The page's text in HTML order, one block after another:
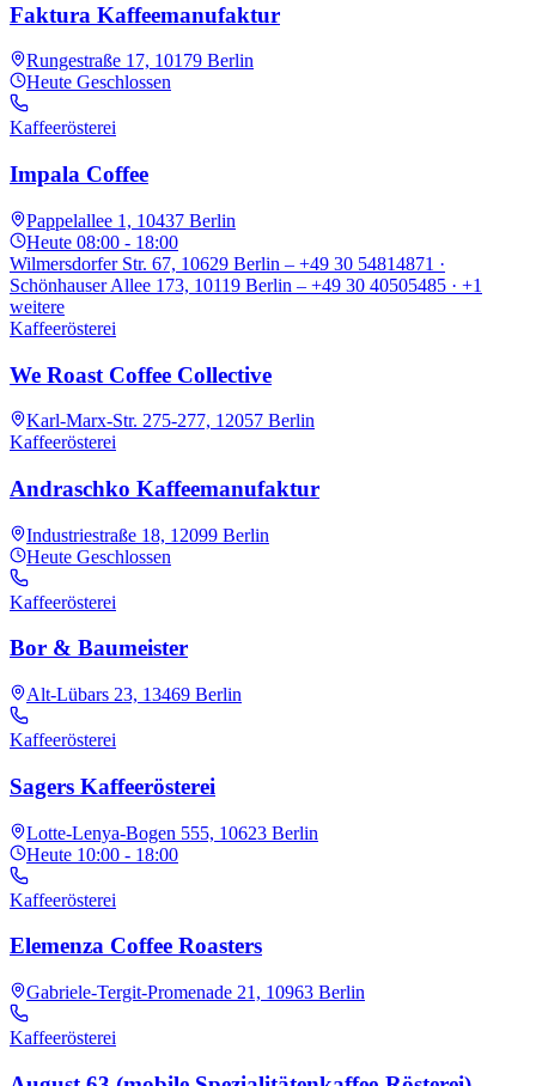
Faktura Kaffeemanufaktur
Rungestraße 17, 10179 Berlin
Heute Geschlossen
Kaffeerösterei
Impala Coffee
Pappelallee 1, 10437 Berlin
Heute 08:00 - 18:00
Wilmersdorfer Str. 67, 10629 Berlin – +49 30 54814871 ·
Schönhauser Allee 173, 10119 Berlin – +49 30 40505485 · +1
weitere
Kaffeerösterei
We Roast Coffee Collective
Karl-Marx-Str. 275-277, 12057 Berlin
Kaffeerösterei
Andraschko Kaffeemanufaktur
Industriestraße 18, 12099 Berlin
Heute Geschlossen
Kaffeerösterei
Bor & Baumeister
Alt-Lübars 23, 13469 Berlin
Kaffeerösterei
Sagers Kaffeerösterei
Lotte-Lenya-Bogen 555, 10623 Berlin
Heute 10:00 - 18:00
Kaffeerösterei
Elemenza Coffee Roasters
Gabriele-Tergit-Promenade 21, 10963 Berlin
Kaffeerösterei